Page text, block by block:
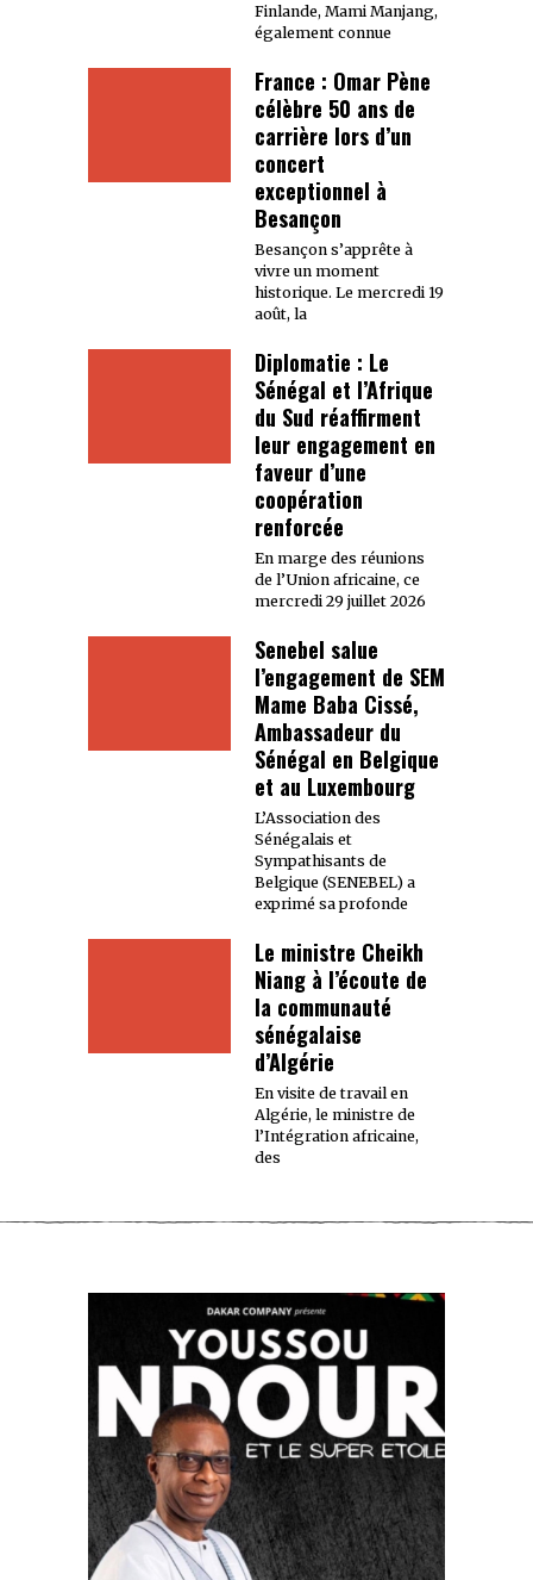
Finlande, Mami Manjang,
également connue
France : Omar Pène
célèbre 50 ans de
carrière lors d’un
concert
exceptionnel à
Besançon
Besançon s’apprête à
vivre un moment
historique. Le mercredi 19
août, la
Diplomatie : Le
Sénégal et l’Afrique
du Sud réaffirment
leur engagement en
faveur d’une
coopération
renforcée
En marge des réunions
de l’Union africaine, ce
mercredi 29 juillet 2026
Senebel salue
l’engagement de SEM
Mame Baba Cissé,
Ambassadeur du
Sénégal en Belgique
et au Luxembourg
L’Association des
Sénégalais et
Sympathisants de
Belgique (SENEBEL) a
exprimé sa profonde
Le ministre Cheikh
Niang à l’écoute de
la communauté
sénégalaise
d’Algérie
En visite de travail en
Algérie, le ministre de
l’Intégration africaine,
des